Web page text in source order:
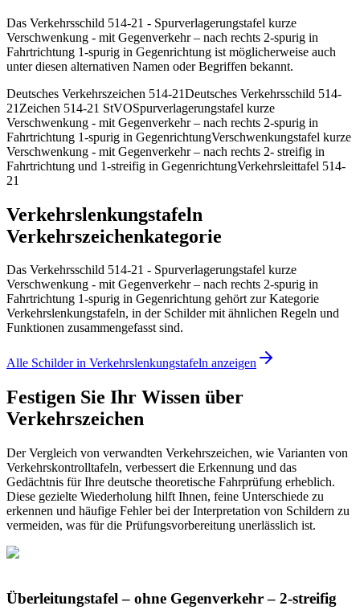
Das Verkehrsschild 514-21 - Spurverlagerungstafel kurze
Verschwenkung - mit Gegenverkehr – nach rechts 2-spurig in
Fahrtrichtung 1-spurig in Gegenrichtung ist möglicherweise auch
unter diesen alternativen Namen oder Begriffen bekannt.
Deutsches Verkehrszeichen 514-21Deutsches Verkehrsschild 514-
21 Zeichen 514-21 StVOSpurverlagerungstafel kurze
Verschwenkung - mit Gegenverkehr – nach rechts 2-spurig in
Fahrtrichtung 1-spurig in GegenrichtungVerschwenkungstafel kurze
Verschwenkung - mit Gegenverkehr – nach rechts 2- streifig in
Fahrtrichtung und 1-streifig in GegenrichtungVerkehrsleittafel 514-
21
Verkehrslenkungstafeln
Verkehrszeichenkategorie
Das Verkehrsschild 514-21 - Spurverlagerungstafel kurze
Verschwenkung - mit Gegenverkehr – nach rechts 2-spurig in
Fahrtrichtung 1-spurig in Gegenrichtung gehört zur Kategorie
Verkehrslenkungstafeln, in der Schilder mit ähnlichen Regeln und
Funktionen zusammengefasst sind.
Alle Schilder in Verkehrslenkungstafeln anzeigen
Festigen Sie Ihr Wissen über
Verkehrszeichen
Der Vergleich von verwandten Verkehrszeichen, wie Varianten von
Verkehrskontrolltafeln, verbessert die Erkennung und das
Gedächtnis für Ihre deutsche theoretische Fahrprüfung erheblich.
Diese gezielte Wiederholung hilft Ihnen, feine Unterschiede zu
erkennen und häufige Fehler bei der Interpretation von Schildern zu
vermeiden, was für die Prüfungsvorbereitung unerlässlich ist.
Überleitungstafel – ohne Gegenverkehr – 2-streifig